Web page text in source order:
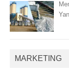
MARKETING